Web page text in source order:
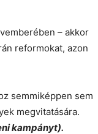
– akkor
reformokat, azon
semmiképpen sem
megvitatására.
kampányt).